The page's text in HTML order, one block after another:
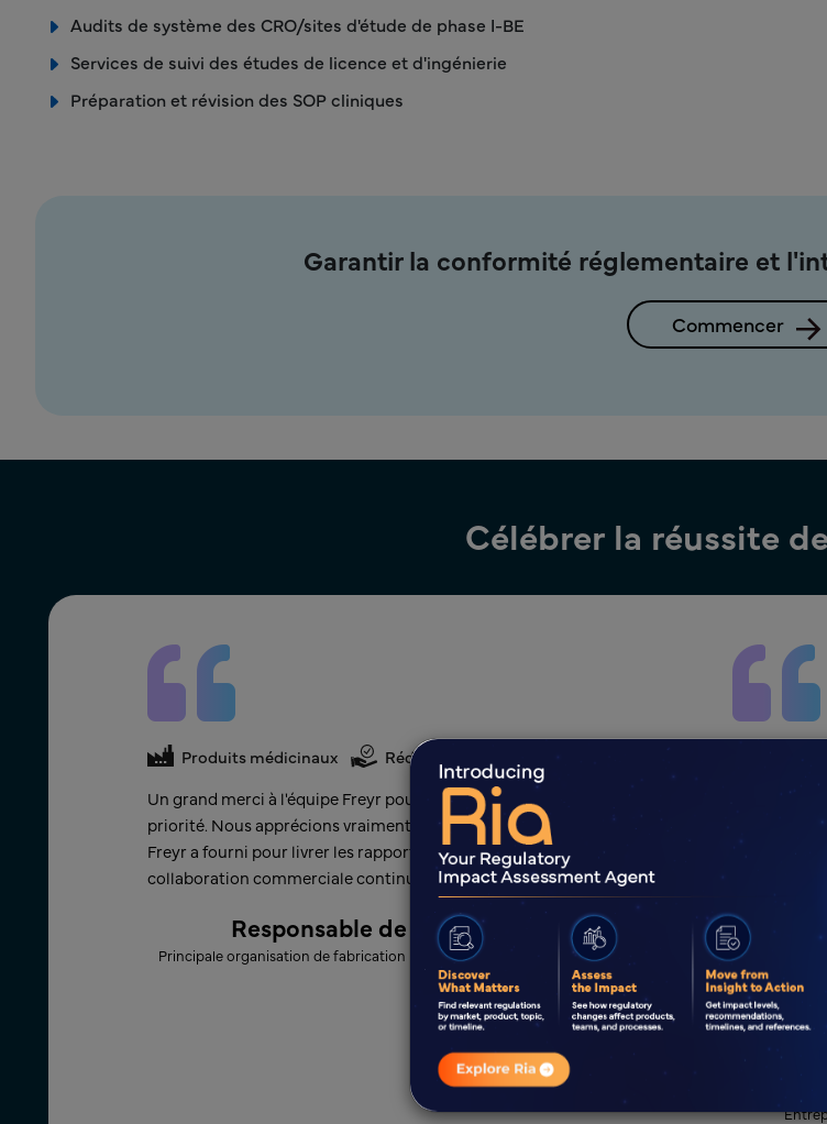
Audits de système des CRO/sites d'étude de phase I-BE
Services de suivi des études de licence et d'ingénierie
Préparation et révision des SOP cliniques
Garantir la conformité réglementaire et
Commencer
Célébrer la réussite
Produits médicinaux Rédaction médicale
Un grand merci à l'équipe Freyr pour le soutien qu'elle nous a apporté en
priorité. Nous apprécions vraiment l'effort supplémentaire que l'équipe
Freyr a fourni pour livrer les rapports à temps. Nous nous réjouissons d'une
collaboration commerciale continue avec Freyr.​
Responsable de l'Assurance Qualité​
Principale organisation de fabrication pharmaceutique sous contrat basée en Inde
Nous
avec
l’équipe
derniers
impartis.
jour. Nous
Freyr a fait
ambitieux.
réjouissons